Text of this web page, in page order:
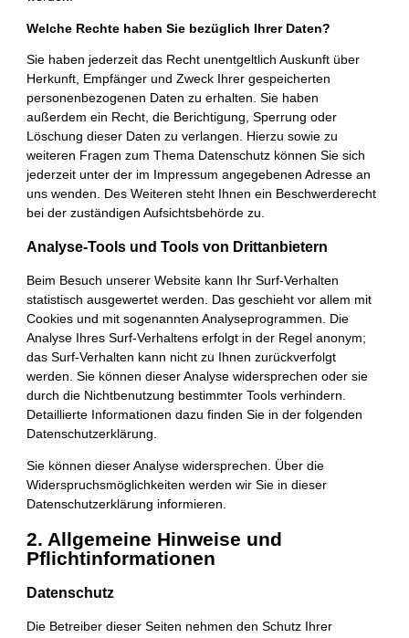
Welche Rechte haben Sie bezüglich Ihrer Daten?
Sie haben jederzeit das Recht unentgeltlich Auskunft über
Herkunft, Empfänger und Zweck Ihrer gespeicherten
personenbezogenen Daten zu erhalten. Sie haben
außerdem ein Recht, die Berichtigung, Sperrung oder
Löschung dieser Daten zu verlangen. Hierzu sowie zu
weiteren Fragen zum Thema Datenschutz können Sie sich
jederzeit unter der im Impressum angegebenen Adresse an
uns wenden. Des Weiteren steht Ihnen ein Beschwerderecht
bei der zuständigen Aufsichtsbehörde zu.
Analyse-Tools und Tools von Drittanbietern
Beim Besuch unserer Website kann Ihr Surf-Verhalten
statistisch ausgewertet werden. Das geschieht vor allem mit
Cookies und mit sogenannten Analyseprogrammen. Die
Analyse Ihres Surf-Verhaltens erfolgt in der Regel anonym;
das Surf-Verhalten kann nicht zu Ihnen zurückverfolgt
werden. Sie können dieser Analyse widersprechen oder sie
durch die Nichtbenutzung bestimmter Tools verhindern.
Detaillierte Informationen dazu finden Sie in der folgenden
Datenschutzerklärung.
Sie können dieser Analyse widersprechen. Über die
Widerspruchsmöglichkeiten werden wir Sie in dieser
Datenschutzerklärung informieren.
2. Allgemeine Hinweise und
Pflichtinformationen
Datenschutz
Die Betreiber dieser Seiten nehmen den Schutz Ihrer